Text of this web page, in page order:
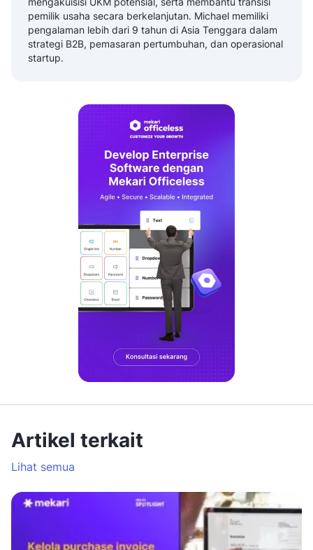
pemilik usaha secara berkelanjutan. Michael memiliki
pengalaman lebih dari 9 tahun di Asia Tenggara dalam
strategi B2B, pemasaran pertumbuhan, dan operasional
startup.
Artikel terkait
Lihat semua